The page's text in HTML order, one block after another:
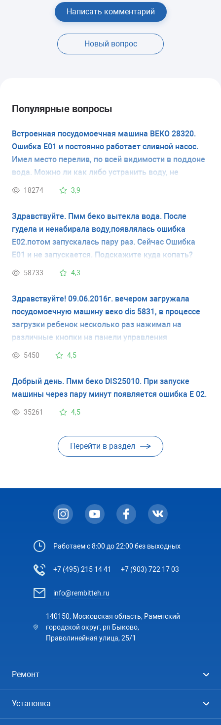
Написать комментарий
Новый вопрос
Популярные вопросы
Встроенная посудомоечная машина ВЕКО 28320.
Ошибка Е01 и постоянно работает сливной насос.
Имел место перелив, по всей видимости в поддоне
вода. Можно ли как либо устранить воду, не
вытаскивая машину из кухни.
18274 3,9
Здравствуйте. Пмм беко вытекла вода. После
гудела и ненабирала воду,появлялась ошибка
Е02.потом запускалась пару раз. Сейчас Ошибка
Е01 и не запускается. Подскажите куда копать?
58733 4,3
Здравствуйте! 09.06.2016г. вечером загружала
посудомоечную машину веко dis 5831, в процессе
загрузки ребенок несколько раз нажимал на
различные кнопки на панели управления
(переключал программы, включал режим 1/2 и
например, программа эко 3:14, а стала мельше и
при нажатии кнопки пусть машинка гудит, но вода
не подается, все краны включены, машинка срочно
нужна, без нее никак, заранее спасибо
5450 4,5
Добрый день. Пмм беко DIS25010. При запуске
машины через пару минут появляется ошибка Е 02.
35261 4,5
Перейти в раздел
Работаем с 8:00 до 22:00 без выходных
+7 (495) 215 14 41 +7 (903) 722 17 03
info@rembitteh.ru
140150, Московская область, Раменский
городской округ, рп Быково,
Праволинейная улица, 25/1
Ремонт
Установка